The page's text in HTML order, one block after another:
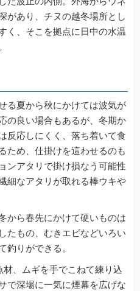
があり、チヌの越冬場所とし
く、そこを拠点に日中の水温
る夏から秋にかけては波気が
の良い場合もあるが、冬期か
反応しにくく、落ち着いて食
ため、仕掛けを這わせるのも
ンアタリで掛け損なう可能性
細なアタリが取れる棒ウキや
から春先にかけて硬いものは
たもの、むきエビなどいろい
釣りができる。
、ムギを手でこねて練り込
で深場に一気に煙幕を広げな